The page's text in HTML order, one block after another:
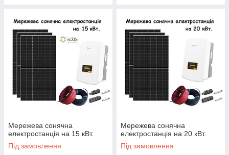
Мережева сонячна
електростанція на 15 кВт.
Під замовлення
Мережева сонячна
електростанція на 20 кВт.
Під замовлення